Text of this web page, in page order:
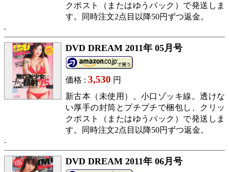
クポスト（またはゆうパック）で発送しま
す。同時注文2点目以降50円ずつ返金。
DVD DREAM 2011年 05月号
価格 : 3,530 円
新古本（未使用）。小口ゾッキ線。透けな
い厚手の封筒とプチプチで梱包し、クリッ
クポスト（またはゆうパック）で発送しま
す。同時注文2点目以降50円ずつ返金。
DVD DREAM 2011年 06月号